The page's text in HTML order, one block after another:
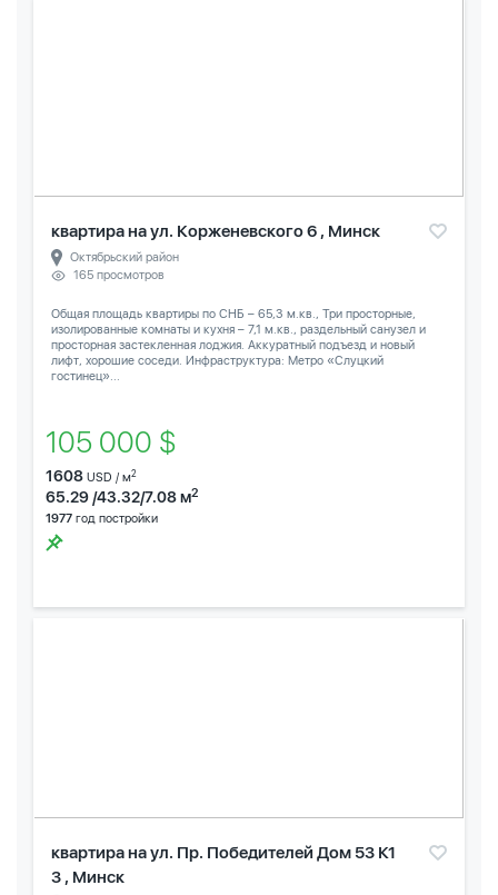
квартира на ул. Корженевского 6 , Минск
Октябрьский район
165 просмотров
Общая площадь квартиры по СНБ – 65,3 м.кв., Три просторные,
изолированные комнаты и кухня – 7,1 м.кв., раздельный санузел и
просторная застекленная лоджия. Аккуратный подъезд и новый
лифт, хорошие соседи. Инфраструктура: Метро «Слуцкий
гостинец»...
105 000 $
1608 USD / м2
65.29 /43.32/7.08 м2
1977 год постройки
квартира на ул. Пр. Победителей Дом 53 К1
3 , Минск